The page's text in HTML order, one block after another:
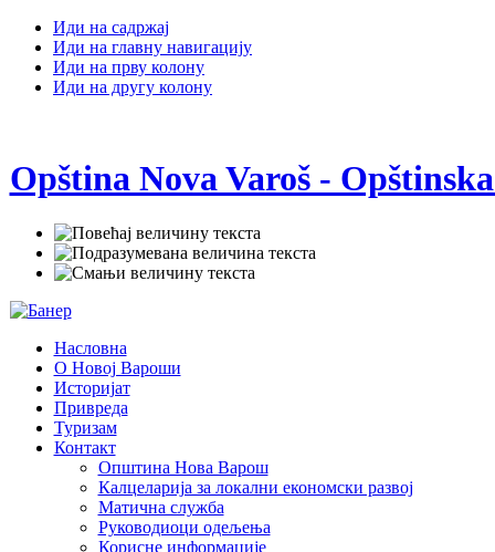
Иди на садржај
Иди на главну навигацију
Иди на прву колону
Иди на другу колону
Opština Nova Varoš -
Насловна
О Новој Вароши
Историјат
Привреда
Туризам
Контакт
Општина Нова Варош
Калцеларија за локални економски развој
Матична служба
Руководиоци одељења
Корисне информације